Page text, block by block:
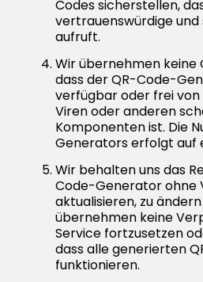
Codes sicherstellen,
vertrauenswürdige und
aufruft.
Wir übernehmen keine
dass der QR-Code-
verfügbar oder frei
Viren oder anderen
Komponenten ist. Die
Generators erfolgt auf
Wir behalten uns das
Code-Generator ohne
aktualisieren, zu
übernehmen keine
Service fortzusetzen
dass alle generierten
funktionieren.